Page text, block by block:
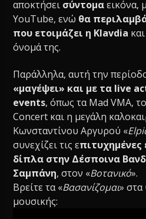
αποκτήσει σύντομαεικόνα,
YouTube, ενώ θα
που ετοιμάζει η Klavdia
όνομά της.
Παράλληλα, αυτή την
«μαγέψει» και με τα live
events, όπως τα Μad VMA,
Concert και η μεγάλη
Κωνσταντίνου Αργυρού «
συνεχίζει τις επιτυχημένες
δίπλα στην Δέσποινα
Σαμπάνη, στον «Βοτανικό».
Βρείτε τα «Βασανίζομαι»
μουσικής: